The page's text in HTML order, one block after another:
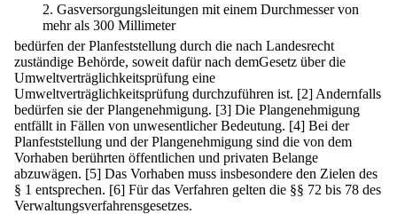
2. Gasversorgungsleitungen mit einem Durchmesser von
mehr als 300 Millimeter
bedürfen der Planfeststellung durch die nach Landesrecht
zuständige Behörde, soweit dafür nach demGesetz über die
Umweltverträglichkeitsprüfung eine
Umweltverträglichkeitsprüfung durchzuführen ist. [2] Andernfalls
bedürfen sie der Plangenehmigung. [3] Die Plangenehmigung
entfällt in Fällen von unwesentlicher Bedeutung. [4] Bei der
Planfeststellung und der Plangenehmigung sind die von dem
Vorhaben berührten öffentlichen und privaten Belange
abzuwägen. [5] Das Vorhaben muss insbesondere den Zielen des
§ 1 entsprechen. [6] Für das Verfahren gelten die §§ 72 bis 78 des
Verwaltungsverfahrensgesetzes.